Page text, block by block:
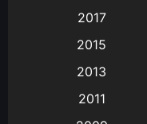
Animation แอนิเมชัน
(9)
2017
2015
2013
2011